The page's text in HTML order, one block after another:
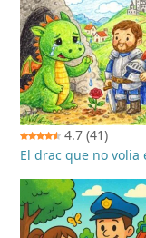
4.7 (41)
El drac que no